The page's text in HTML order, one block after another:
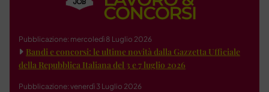
Pubblicazione: mercoledì 8 Luglio 2026
Bandi e concorsi: le ultime novità dalla Gazzetta Ufficiale
della Repubblica Italiana del 3 e 7 luglio 2026
Pubblicazione: venerdì 3 Luglio 2026